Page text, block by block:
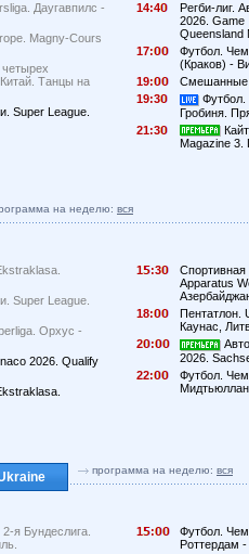
Даугавпилс -
Magny-Cours
Танцы на
Super League.
14:4
Регби-лиг.
2026. Game
Queensland
17:
Футбол.
(Краков) -
19:
Смешанные
19:3
Гробиня.
21:3
Magazine
на неделю: вся
Super League.
Орхус -
2026. Qualify
1 :3
Спортивная
Apparatus
18:
Пентатлон.
Каунас,
2
:
2026.
22:
Футбол.
программа на неделю: вся
я Бундеслига.
1 :
Футбол.
Роттердам